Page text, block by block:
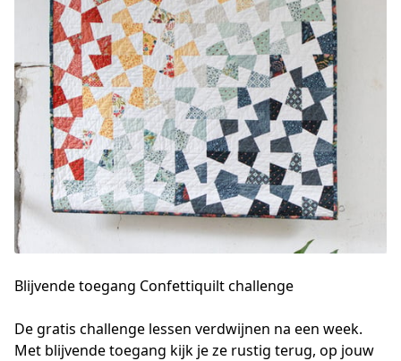
Blijvende toegang Confettiquilt challenge
De gratis challenge lessen verdwijnen na een week.
Met blijvende toegang kijk je ze rustig terug, op jouw